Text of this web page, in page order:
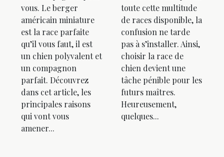
vous. Le berger
américain miniature
est la race parfaite
qu’il vous faut, il est
un chien polyvalent et
un compagnon
parfait. Découvrez
dans cet article, les
principales raisons
qui vont vous
amener...
toute cette multitude
de races disponible, la
confusion ne tarde
pas à s’installer. Ainsi,
choisir la race de
chien devient une
tâche pénible pour les
futurs maîtres.
Heureusement,
quelques...